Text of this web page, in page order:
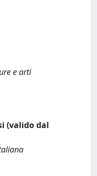
e arti
(valido dal